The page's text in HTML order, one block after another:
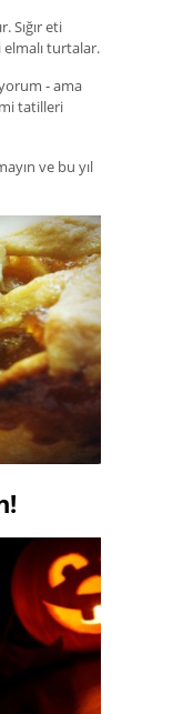
Sığır eti
turtalar.
- ama
tatilleri
ve bu yıl